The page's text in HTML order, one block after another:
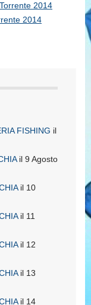
2014
2014
FISHING il
il 9 Agosto
il 10
il 11
il 12
il 13
il 14